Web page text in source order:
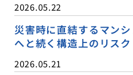
2026.05.22
災害時に直結するマン
へと続く構造上のリスク
2026.05.21